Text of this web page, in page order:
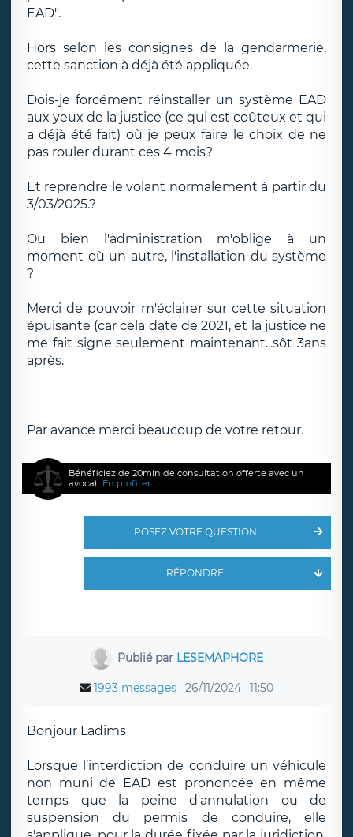
EAD".
Hors selon les consignes de la gendarmerie,
cette sanction à déjà été appliquée.
Dois-je forcément réinstaller un système EAD
aux yeux de la justice (ce qui est coûteux et qui
a déjà été fait) où je peux faire le choix de ne
pas rouler durant ces 4 mois?
Et reprendre le volant normalement à partir du
3/03/2025.?
Ou bien l'administration m'oblige à un
moment où un autre, l'installation du système
?
Merci de pouvoir m'éclairer sur cette situation
épuisante (car cela date de 2021, et la justice ne
me fait signe seulement maintenant...sôt 3ans
après.
Par avance merci beaucoup de votre retour.
Bénéficiez de 20min de consultation offerte avec un
avocat. En profiter
POSEZ VOTRE QUESTION
RÉPONDRE
Publié par LESEMAPHORE
1993 messages 26/11/2024 11:50
Bonjour Ladims
Lorsque l’interdiction de conduire un véhicule
non muni de EAD est prononcée en même
temps que la peine d'annulation ou de
suspension du permis de conduire, elle